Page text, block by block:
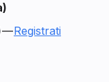
—Registrati